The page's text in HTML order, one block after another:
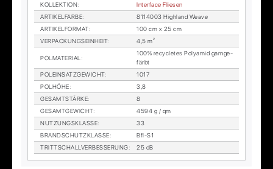
KOL­LEK­TI­ON:
In­ter­face Flie­sen
AR­TI­KEL­FAR­BE:
8114003 High­land Wea­ve
AR­TI­KEL­FOR­MAT:
100 cm x 25 cm
VER­PA­CKUNGS­EIN­HEIT: 4,5 m²
POL­MA­TE­RI­AL :
100% re­cy­cle­tes Po­ly­amid garn­ge­
färbt
POL­EIN­SATZ­GE­WICHT:
1017
POL­HÖ­HE:
3,8
GE­SAMT­STÄR­KE:
8
GE­SAMT­GE­WICHT:
4594 g / qm
NUT­ZUNGS­KLAS­SE:
33
BRAND­SCHUTZ­KLAS­SE:
Bfl-S1
TRITT­SCHALL­VER­BES­SE­RUNG: 25 dB